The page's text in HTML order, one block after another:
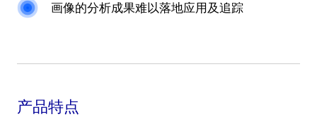
画像的分析成果难以落地应用及追踪
产品特点